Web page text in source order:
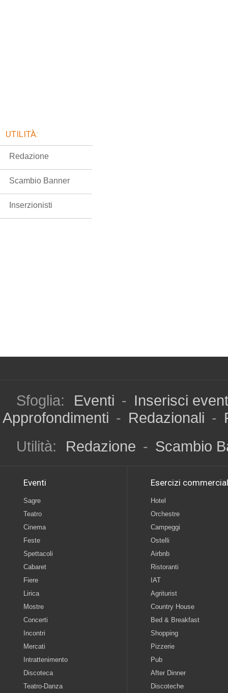
UTILITÀ:
Redazione
Scambio Banner
Inserzionisti
Sfoglia: Eventi - Inserisci
Approfondimenti - Redazionali -
Utilità:
Redazione - Scambio
Eventi
Sagre
Teatro
Cinema
Feste
Spettacoli
Cabaret
Fiere
Lirica
Mostre
Concerti
Incontri
Mercati
Intrattenimento
Discoteca
Teatro-Danza
Esercizi
Hotel
Orchestre
Campeggi
Ostelli
Airbnb
Ristoranti
IAT
Agriturist
Country House
Bed & Breakfast
Shopping
Pizzerie
Pub
After Dinner
Discoteche